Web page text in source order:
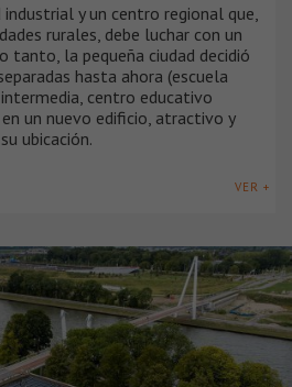
y un centro regional que,
rurales, debe luchar con un
tanto, la pequeña ciudad decidió
hasta ahora (escuela
centro educativo
un nuevo edificio, atractivo y
ubicación.
VER +